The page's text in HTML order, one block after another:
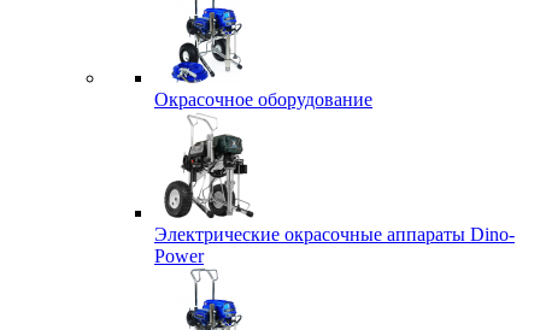
Окрасочное оборудование
Электрические окрасочные аппараты Dino-
Power